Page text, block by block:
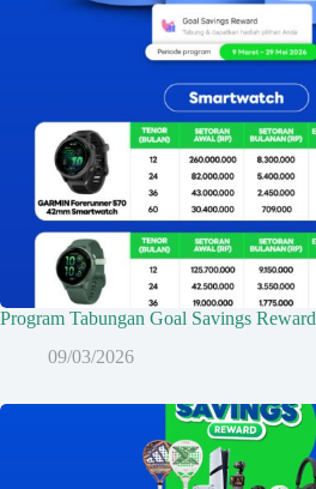
Program Tabungan Goal Savings Reward
09/03/2026